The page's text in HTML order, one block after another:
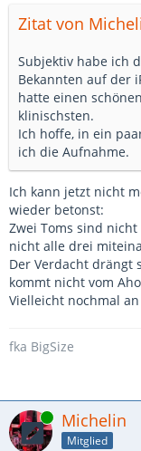
Zitat von
Subjektiv habe ich
Bekannten auf der
hatte einen
klinischsten.
Ich hoffe, in ein
ich die Aufnahme.
Ich kann jetzt nicht
wieder betonst:
Zwei Toms sind
nicht alle drei
Der Verdacht drängt
kommt nicht vom
Vielleicht nochmal
fka BigSize
Online Michelin
Mitglied